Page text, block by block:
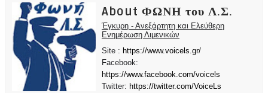
About ΦΩΝΗ του Λ.Σ.
Έγκυρη - Ανεξάρτητη και Ελεύθερη
Ενημέρωση Λιμενικών
Site : https://www.voicels.gr/
Facebook:
https://www.facebook.com/voicels
Twitter: https://twitter.com/VoiceLs